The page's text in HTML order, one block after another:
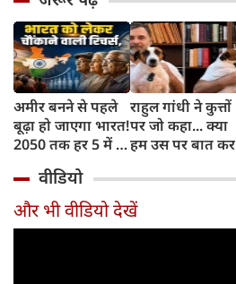
अमीर बनने से पहले
बूढ़ा हो जाएगा भारत!
2050 तक हर 5 में 1
साल से ज्यादा उम्र का
राहुल गांधी ने कुत्तों
पर जो कहा... क्या
हम उस पर बात कर
वीडियो
और भी वीडियो देखें